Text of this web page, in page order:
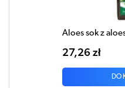
Aloes sok z
27,26 zł
DO